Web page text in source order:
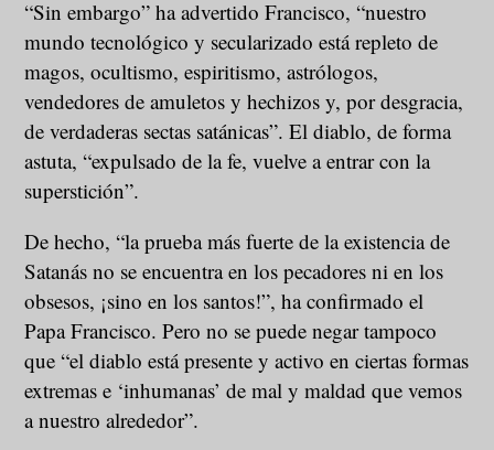
“Sin embargo” ha advertido Francisco, “nuestro
mundo tecnológico y secularizado está repleto de
magos, ocultismo, espiritismo, astrólogos,
vendedores de amuletos y hechizos y, por desgracia,
de verdaderas sectas satánicas”. El diablo, de forma
astuta, “expulsado de la fe, vuelve a entrar con la
superstición”.
De hecho, “la prueba más fuerte de la existencia de
Satanás no se encuentra en los pecadores ni en los
obsesos, ¡sino en los santos!”, ha confirmado el
Papa Francisco. Pero no se puede negar tampoco
que “el diablo está presente y activo en ciertas formas
extremas e ‘inhumanas’ de mal y maldad que vemos
a nuestro alrededor”.